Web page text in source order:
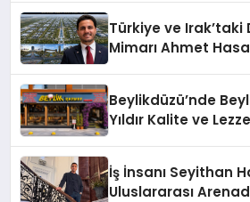
Türkiye ve Irak’taki
Mimarı Ahmet
Hayata Geçirecek
Beylikdüzü’nde
Yıldır Kalite ve
İş İnsanı Seyithan
Uluslararası